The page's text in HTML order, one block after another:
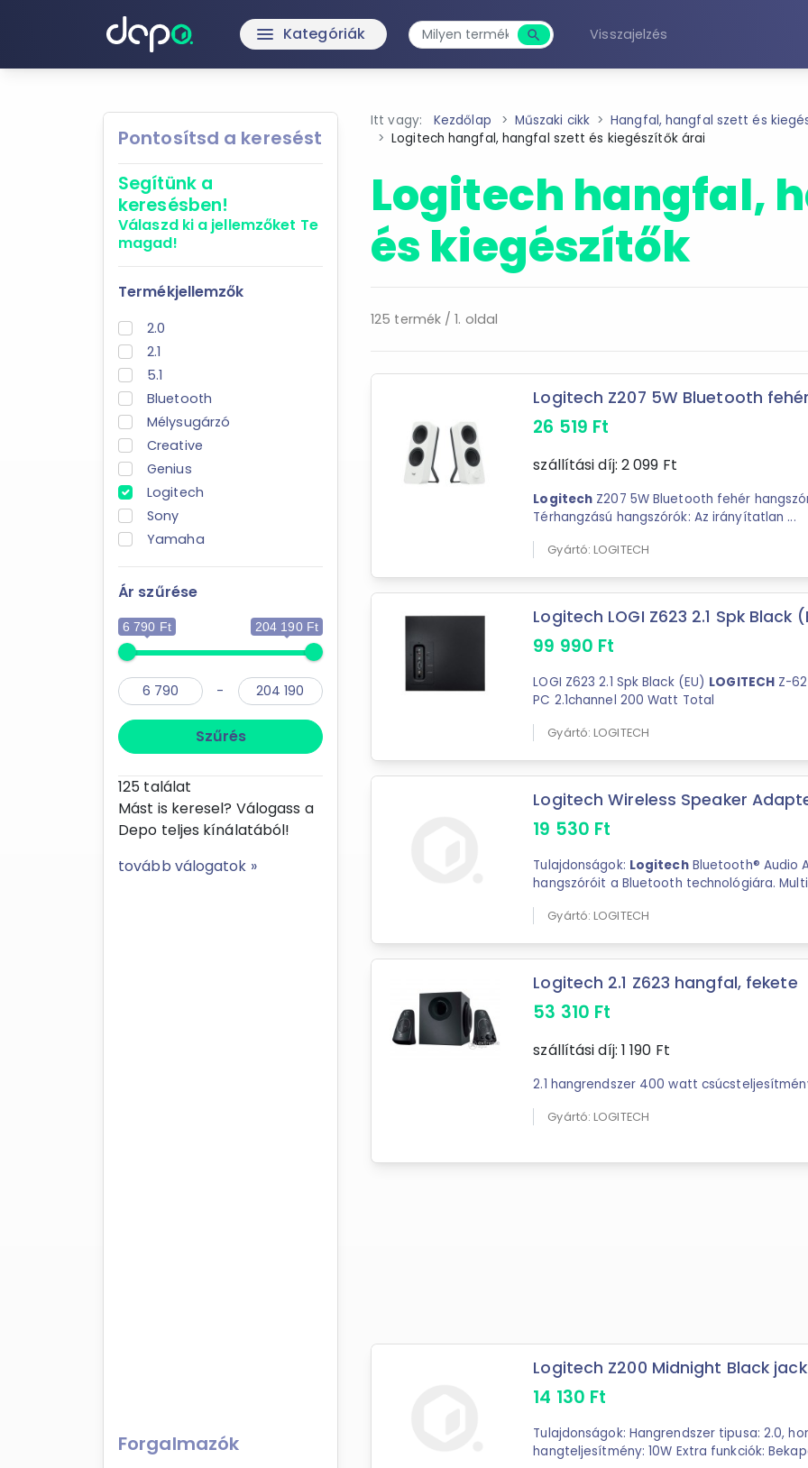
menu Kategóriák search
Keresés
Visszajelzés
Pontosítsd a keresést
Segítünk a
keresésben!
Válaszd ki a jellemzőket Te
magad!
Termékjellemzők
2.0
2.1
5.1
Bluetooth
Mélysugárzó
Creative
Genius
Logitech
Sony
Yamaha
Ár szűrése
6 790 Ft 204 190 Ft
-
Szűrés
125 találat
Mást is keresel? Válogass a
Depo teljes kínálatából!
tovább válogatok »
Forgalmazók
Itt vagy: Kezdőlap Műszaki cikk
Hangfal, hangfal szett és
Logitech hangfal, hangfal szett és kiegészítők árai
Logitech hangfal,
és kiegészítők
125 termék / 1. oldal
Logitech Z207 5W Bluetooth
26 519 Ft
szállítási díj: 2 099 Ft
Logitech Z207 5W Bluetooth fehér
Térhangzású hangszórók: Az irányítatlan ...
Gyártó: LOGITECH
Logitech LOGI Z623 2.1 Spk Black
99 990 Ft
LOGI Z623 2.1 Spk Black (EU) LOGITECH Z-
PC 2.1channel 200 Watt Total
Gyártó: LOGITECH
Logitech Wireless Speaker
19 530 Ft
Tulajdonságok: LogitechBluetooth® Audio
Gyártó: LOGITECH
Logitech 2.1 Z623 hangfal, fekete
53 310 Ft
szállítási díj: 1 190 Ft
2.1 hangrendszer 400 watt
Gyártó: LOGITECH
Logitech Z200 Midnight Black
14 130 Ft
Tulajdonságok: Hangrendszer tipusa: 2.0,
hangteljesítmény: 10W Extra funkciók: